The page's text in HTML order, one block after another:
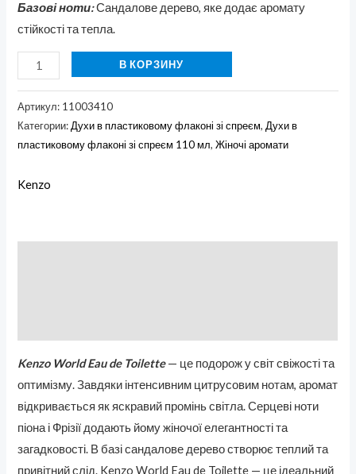
Базові ноти:Сандалове дерево, яке додає аромату
стійкості та тепла.
В КОРЗИНУ
Артикул: 11003410
Категории: Духи в пластиковому флаконі зі спреєм, Духи в
пластиковому флаконі зі спреєм 110 мл,Жіночі аромати
Kenzo
Kenzo World Eau de Toilette— це подорож у світ свіжості та
оптимізму. Завдяки інтенсивним цитрусовим нотам, аромат
відкривається як яскравий промінь світла. Серцеві ноти
піона і Фрізії додають йому жіночої елегантності та
загадковості. В базі сандалове дерево створює теплий та
привітний слід. Kenzo World Eau de Toilette — це ідеальний